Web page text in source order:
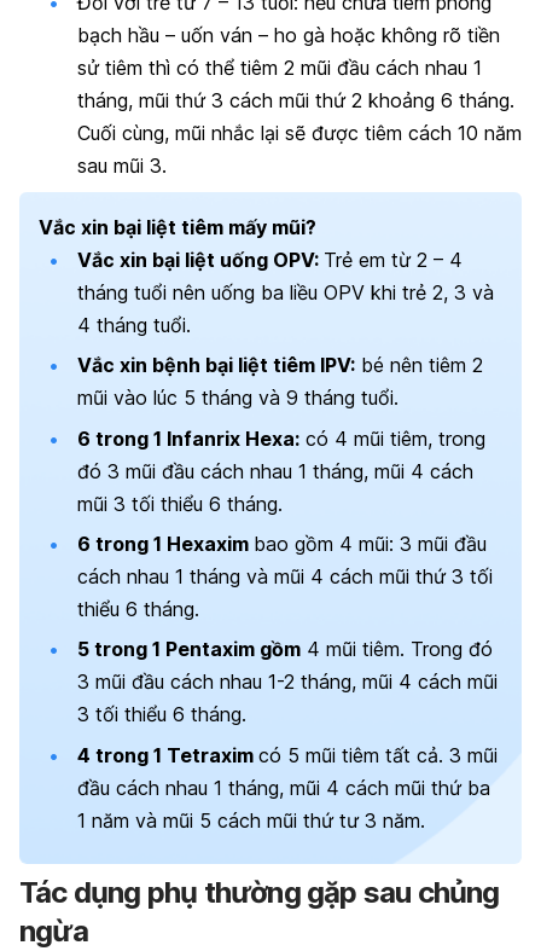
bạch hầu – uốn ván – ho gà hoặc không rõ tiền
sử tiêm thì có thể tiêm 2 mũi đầu cách nhau 1
tháng, mũi thứ 3 cách mũi thứ 2 khoảng 6 tháng.
Cuối cùng, mũi nhắc lại sẽ được tiêm cách 10 năm
sau mũi 3.
Vắc xin bại liệt tiêm mấy mũi?
Vắc xin bại liệt uống OPV: Trẻ em từ 2 – 4
tháng tuổi nên uống ba liều OPV khi trẻ 2, 3 và
4 tháng tuổi.
Vắc xin bệnh bại liệt tiêm IPV: bé nên tiêm 2
mũi vào lúc 5 tháng và 9 tháng tuổi.
6 trong 1 Infanrix Hexa: có 4 mũi tiêm, trong
đó 3 mũi đầu cách nhau 1 tháng, mũi 4 cách
mũi 3 tối thiểu 6 tháng.
6 trong 1 Hexaxim bao gồm 4 mũi: 3 mũi đầu
cách nhau 1 tháng và mũi 4 cách mũi thứ 3 tối
thiểu 6 tháng.
5 trong 1 Pentaxim gồm 4 mũi tiêm. Trong đó
3 mũi đầu cách nhau 1-2 tháng, mũi 4 cách mũi
3 tối thiểu 6 tháng.
4 trong 1 Tetraxim có 5 mũi tiêm tất cả. 3 mũi
đầu cách nhau 1 tháng, mũi 4 cách mũi thứ ba
1 năm và mũi 5 cách mũi thứ tư 3 năm.
Tác dụng phụ thường gặp sau chủng
ngừa